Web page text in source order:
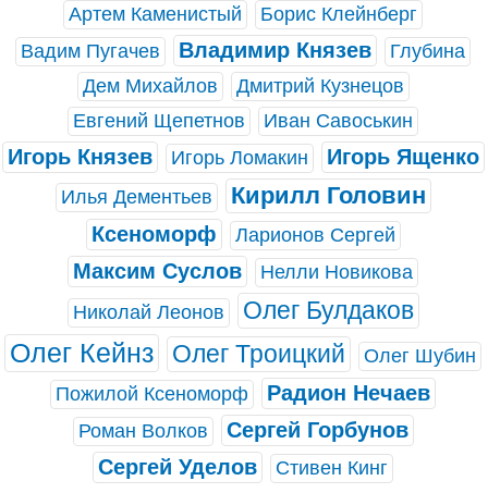
Артем Каменистый
Борис Клейнберг
Вадим Пугачев
Владимир Князев
Глубина
Дем Михайлов
Дмитрий Кузнецов
Евгений Щепетнов
Иван Савоськин
Игорь Князев Игорь Ломакин Игорь Ященко
Илья Дементьев Кирилл Головин
Ксеноморф Ларионов Сергей
Максим Суслов
Нелли Новикова
Николай Леонов
Олег Булдаков
Олег Кейнз Олег Троицкий
Олег Шубин
Пожилой Ксеноморф
Радион Нечаев
Роман Волков
Сергей Горбунов
Сергей Уделов
Стивен Кинг